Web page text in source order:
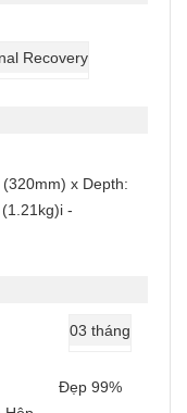
Recovery
x Depth:
-
03 tháng
Đẹp 99%